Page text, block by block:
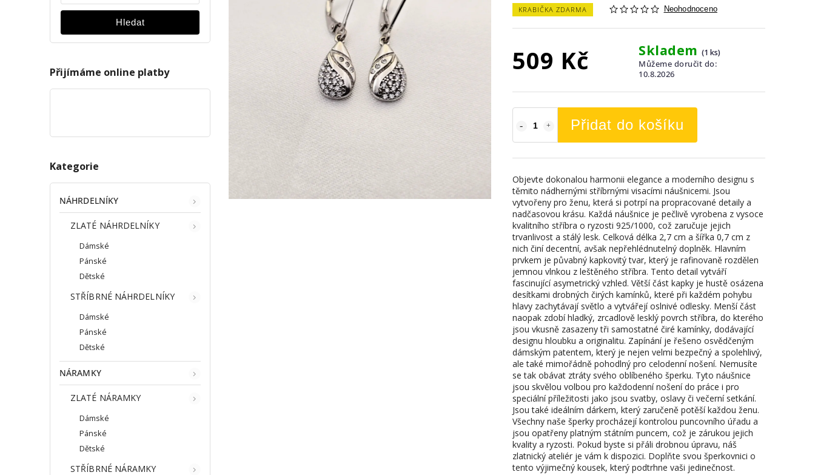
Hledat
Přijímáme online platby
Kategorie
NÁHRDELNÍKY
ZLATÉ NÁHRDELNÍKY
Dámské
Pánské
Dětské
STŘÍBRNÉ NÁHRDELNÍKY
Dámské
Pánské
Dětské
NÁRAMKY
ZLATÉ NÁRAMKY
Dámské
Pánské
Dětské
STŘÍBRNÉ NÁRAMKY
KRABIČKA ZDARMA Neohodnoceno
509 Kč Skladem(1 ks)
Můžeme doručit do:
10.8.2026
Přidat do košíku
Objevte dokonalou harmonii elegance a moderního designu s
těmito nádhernými stříbrnými visacími náušnicemi. Jsou
vytvořeny pro ženu, která si potrpí na propracované detaily a
nadčasovou krásu. Každá náušnice je pečlivě vyrobena z vysoce
kvalitního stříbra o ryzosti 925/1000, což zaručuje jejich
trvanlivost a stálý lesk. Celková délka 2,7 cm a šířka 0,7 cm z
nich činí decentní, avšak nepřehlédnutelný doplněk. Hlavním
prvkem je půvabný kapkovitý tvar, který je rafinovaně rozdělen
jemnou vlnkou z leštěného stříbra. Tento detail vytváří
fascinující asymetrický vzhled. Větší část kapky je hustě osázena
desítkami drobných čirých kamínků, které při každém pohybu
hlavy zachytávají světlo a vytvářejí oslnivé odlesky. Menší část
naopak zdobí hladký, zrcadlově lesklý povrch stříbra, do kterého
jsou vkusně zasazeny tři samostatné čiré kamínky, dodávající
designu hloubku a originalitu. Zapínání je řešeno osvědčeným
dámským patentem, který je nejen velmi bezpečný a spolehlivý,
ale také mimořádně pohodlný pro celodenní nošení. Nemusíte
se tak obávat ztráty svého oblíbeného šperku. Tyto náušnice
jsou skvělou volbou pro každodenní nošení do práce i pro
speciální příležitosti jako jsou svatby, oslavy či večerní setkání.
Jsou také ideálním dárkem, který zaručeně potěší každou ženu.
Všechny naše šperky procházejí kontrolou puncovního úřadu a
jsou opatřeny platným státním puncem, což je zárukou jejich
kvality a ryzosti. Pokud byste si přáli drobnou úpravu, náš
zlatnický ateliér je vám k dispozici. Doplňte svou šperkovnici o
tento výjimečný kousek, který podtrhne vaši jedinečnost.